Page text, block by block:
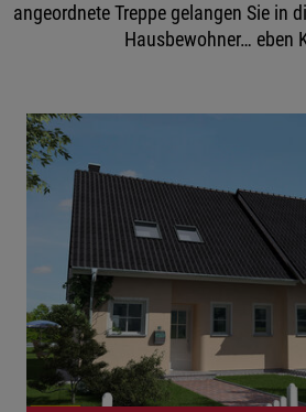
angeordnete Treppe gelangen Sie in
Hausbewohner… eben